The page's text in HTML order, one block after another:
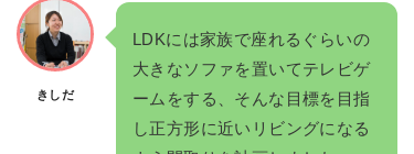
きしだ
LDKには家族で座れるぐらいの
大きなソファを置いてテレビゲ
ームをする、そんな目標を目指
し正方形に近いリビングになる